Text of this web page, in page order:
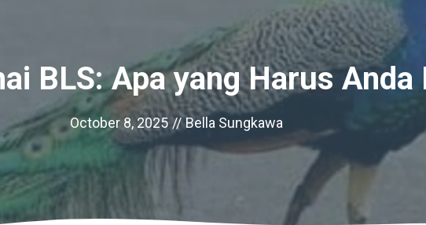
BLS: Apa yang Harus Anda
October 8, 2025 // Bella Sungkawa